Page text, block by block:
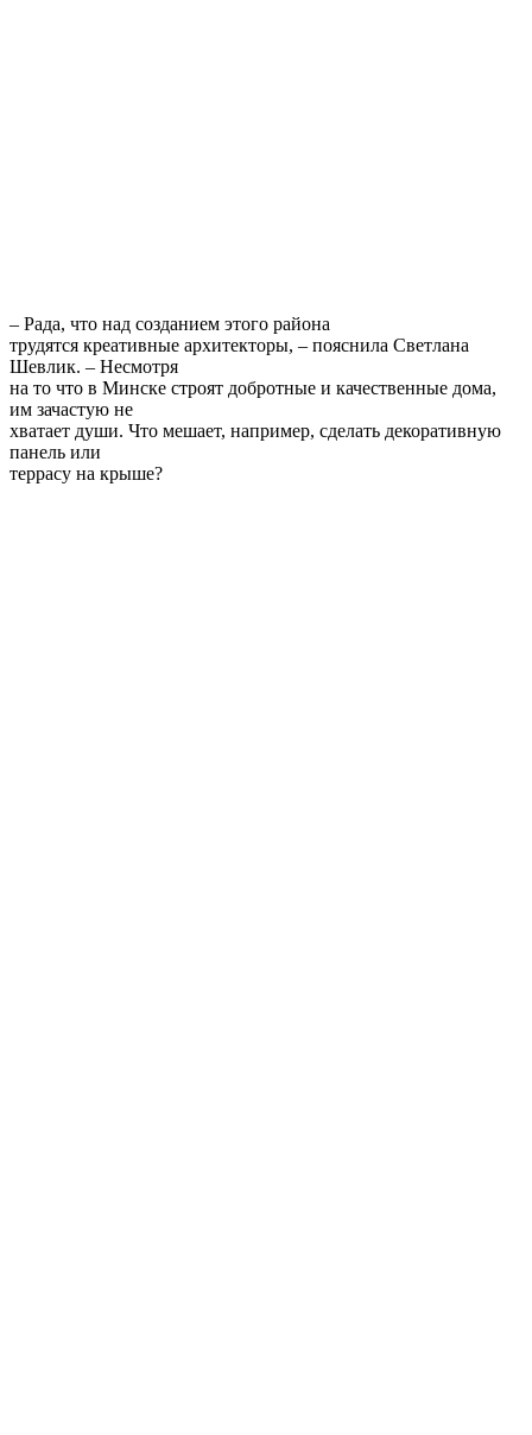
– Рада, что над созданием этого района
трудятся креативные архитекторы, – пояснила Светлана
Шевлик. – Несмотря
на то что в Минске строят добротные и качественные дома,
им зачастую не
хватает души. Что мешает, например, сделать декоративную
панель или
террасу на крыше?